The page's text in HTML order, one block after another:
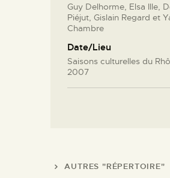
Guy Delhorme, Elsa Ille,
Piéjut, Gislain Regard et
Chambre
Date/Lieu
Saisons culturelles du
2007
AUTRES "RÉPERTOIRE"